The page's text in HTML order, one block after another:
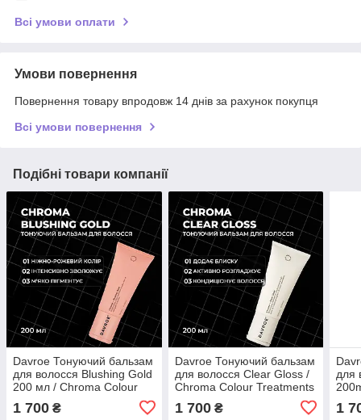
Всі умови оплати
Умови повернення
Повернення товару впродовж 14 днів за рахунок покупця
Всі умови повернення
Подібні товари компанії
Davroe Тонуючий бальзам
для волосся Blushing Gold
200 мл / Chroma Colour
Treatments Blushing Gold ,
200ml
1 700 ₴
Davroe Тонуючий бальзам
для волосся Clear Gloss /
Chroma Colour Treatments
1 700₴
для
1